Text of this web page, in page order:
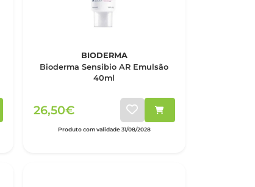
BIODERMA
Bioderma Sensibio AR Emulsão
40ml
26,50€
Produto com validade 31/08/2028